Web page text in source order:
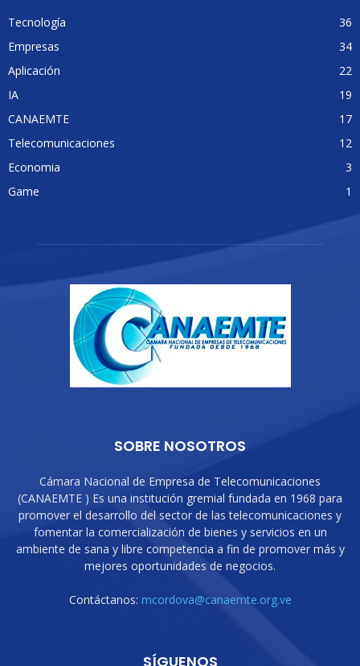
Tecnología
36
Empresas
34
Aplicación
22
IA
19
CANAEMTE
17
Telecomunicaciones
12
Economia
3
Game
1
SOBRE NOSOTROS
Cámara Nacional de Empresa de Telecomunicaciones
(CANAEMTE ) Es una institución gremial fundada en 1968 para
promover el desarrollo del sector de las telecomunicaciones y
fomentar la comercialización de bienes y servicios en un
ambiente de sana y libre competencia a fin de promover más y
mejores oportunidades de negocios.
Contáctanos: mcordova@canaemte.org.ve
SÍGUENOS